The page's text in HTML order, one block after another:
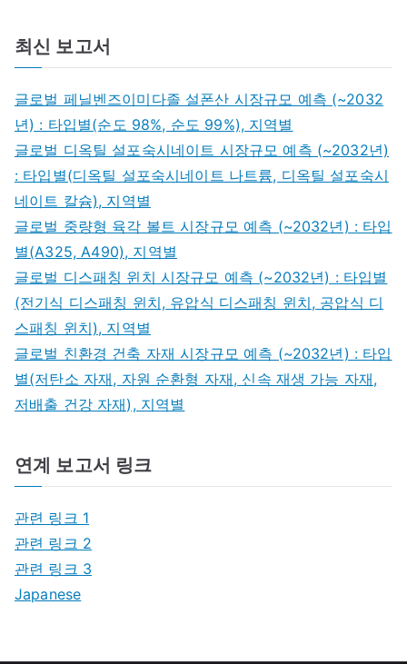
최신 보고서
글로벌 페닐벤즈이미다졸 설폰산 시장규모 예측 (~2032
년) : 타입별(순도 98%, 순도 99%), 지역별
글로벌 디옥틸 설포숙시네이트 시장규모 예측 (~2032년)
: 타입별(디옥틸 설포숙시네이트 나트륨, 디옥틸 설포숙시
네이트 칼슘), 지역별
글로벌 중량형 육각 볼트 시장규모 예측 (~2032년) : 타입
별(A325, A490), 지역별
글로벌 디스패칭 윈치 시장규모 예측 (~2032년) : 타입별
(전기식 디스패칭 윈치, 유압식 디스패칭 윈치, 공압식 디
스패칭 윈치), 지역별
글로벌 친환경 건축 자재 시장규모 예측 (~2032년) : 타입
별(저탄소 자재, 자원 순환형 자재, 신속 재생 가능 자재,
저배출 건강 자재), 지역별
연계 보고서 링크
관련 링크 1
관련 링크 2
관련 링크 3
Japanese